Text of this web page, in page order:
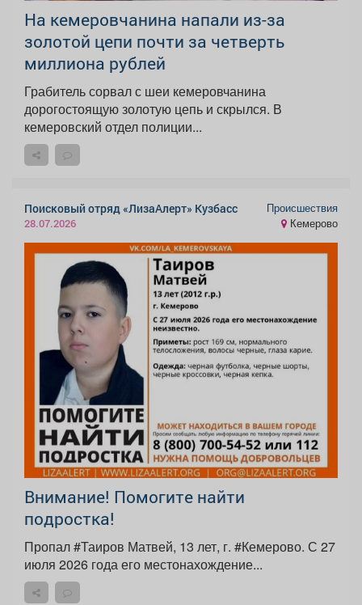
На кемеровчанина напали из-за
золотой цепи почти за четверть
миллиона рублей
Грабитель сорвал с шеи кемеровчанина
дорогостоящую золотую цепь и скрылся. В
кемеровский отдел полиции...
Поисковый отряд «ЛизаАлерт» Кузбасс
28.07.2026
Происшествия
Кемерово
Внимание! Помогите найти
подростка!
Пропал #Таиров Матвей, 13 лет, г. #Кемерово. С 27
июля 2026 года его местонахождение...